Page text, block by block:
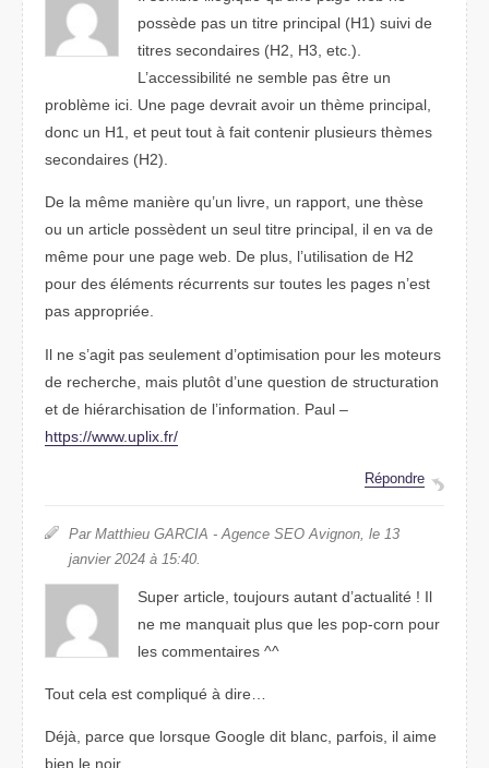
possède pas un titre principal (H1) suivi de
titres secondaires (H2, H3, etc.).
L’accessibilité ne semble pas être un
problème ici. Une page devrait avoir un thème principal,
donc un H1, et peut tout à fait contenir plusieurs thèmes
secondaires (H2).
De la même manière qu’un livre, un rapport, une thèse
ou un article possèdent un seul titre principal, il en va de
même pour une page web. De plus, l’utilisation de H2
pour des éléments récurrents sur toutes les pages n’est
pas appropriée.
Il ne s’agit pas seulement d’optimisation pour les moteurs
de recherche, mais plutôt d’une question de structuration
et de hiérarchisation de l’information. Paul –
https://www.uplix.fr/
Répondre
Par Matthieu GARCIA - Agence SEO Avignon, le 13
janvier 2024 à 15:40.
Super article, toujours autant d’actualité ! Il
ne me manquait plus que les pop-corn pour
les commentaires ^^
Tout cela est compliqué à dire…
Déjà, parce que lorsque Google dit blanc, parfois, il aime
bien le noir.